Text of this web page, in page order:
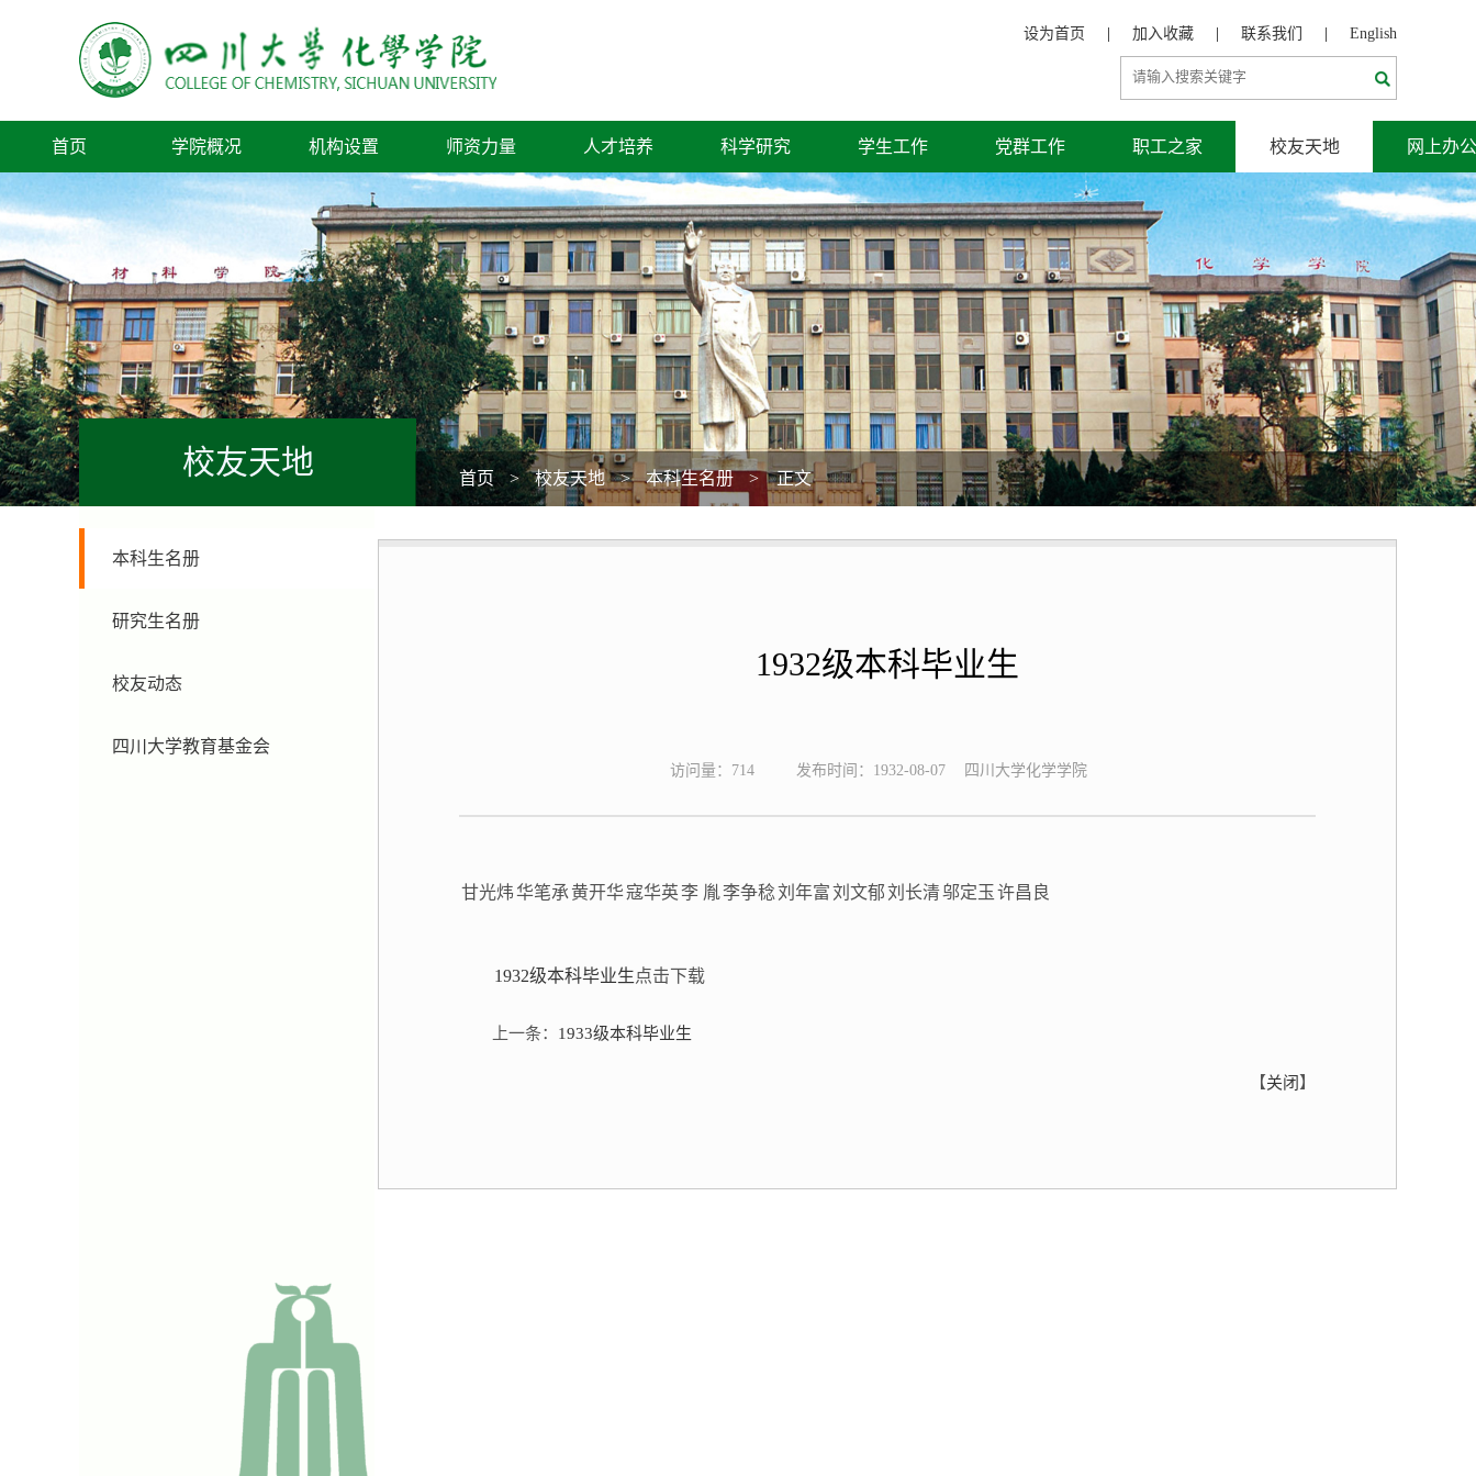
English
联系我们
加入收藏
设为首页
首页 学院概况 机构设置 师资力量 人才培养 科学研究 学生工作 党群工作 职工之家 校友天地 网上办公
校友天地 首页 > 校友天地 > 本科生名册 > 正文
本科生名册
研究生名册
校友动态
四川大学教育基金会
1932级本科毕业生
访问量： 714 发布时间：1932-08-07 四川大学化学学院
甘光炜华笔承 黄开华寇华英李 胤李争稔刘年富刘文郁刘长清邬定玉 许昌良
1932级本科毕业生点击下载
上一条： 1933级本科毕业生
【关闭 】